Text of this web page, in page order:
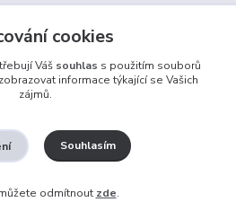
na
Eshop-rychle.cz
cookies
Váš souhlas s použitím souborů
informace týkající se Vašich
zájmů.
Souhlasím
odmítnout zde.